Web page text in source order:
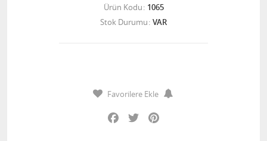
Ürün Kodu 1065
Stok Durumu VAR
Favorilere Ekle
Facebook
Twitter